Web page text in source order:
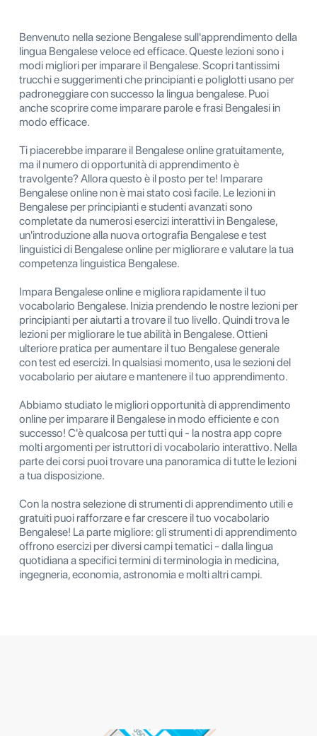
Benvenuto nella sezione Bengalese sull'apprendimento della
lingua Bengalese veloce ed efficace. Queste lezioni sono i
modi migliori per imparare il Bengalese. Scopri tantissimi
trucchi e suggerimenti che principianti e poliglotti usano per
padroneggiare con successo la lingua bengalese. Puoi
anche scoprire come imparare parole e frasi Bengalesi in
modo efficace.
Ti piacerebbe imparare il Bengalese online gratuitamente,
ma il numero di opportunità di apprendimento è
travolgente? Allora questo è il posto per te! Imparare
Bengalese online non è mai stato così facile. Le lezioni in
Bengalese per principianti e studenti avanzati sono
completate da numerosi esercizi interattivi in Bengalese,
un'introduzione alla nuova ortografia Bengalese e test
linguistici di Bengalese online per migliorare e valutare la tua
competenza linguistica Bengalese.
Impara Bengalese online e migliora rapidamente il tuo
vocabolario Bengalese. Inizia prendendo le nostre lezioni per
principianti per aiutarti a trovare il tuo livello. Quindi trova le
lezioni per migliorare le tue abilità in Bengalese. Ottieni
ulteriore pratica per aumentare il tuo Bengalese generale
con test ed esercizi. In qualsiasi momento, usa le sezioni del
vocabolario per aiutare e mantenere il tuo apprendimento.
Abbiamo studiato le migliori opportunità di apprendimento
online per imparare il Bengalese in modo efficiente e con
successo! C'è qualcosa per tutti qui - la nostra app copre
molti argomenti per istruttori di vocabolario interattivo. Nella
parte dei corsi puoi trovare una panoramica di tutte le lezioni
a tua disposizione.
Con la nostra selezione di strumenti di apprendimento utili e
gratuiti puoi rafforzare e far crescere il tuo vocabolario
Bengalese! La parte migliore: gli strumenti di apprendimento
offrono esercizi per diversi campi tematici - dalla lingua
quotidiana a specifici termini di terminologia in medicina,
ingegneria, economia, astronomia e molti altri campi.